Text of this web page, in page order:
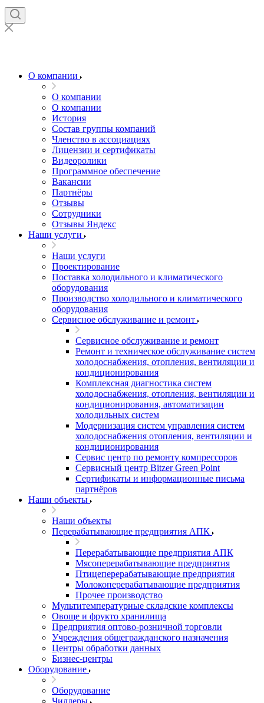
О компании
О компании
О компании
История
Состав группы компаний
Членство в ассоциациях
Лицензии и сертификаты
Видеоролики
Программное обеспечение
Вакансии
Партнёры
Отзывы
Сотрудники
Отзывы Яндекс
Наши услуги
Наши услуги
Проектирование
Поставка холодильного и климатического
оборудования
Производство холодильного и климатического
оборудования
Сервисное обслуживание и ремонт
Сервисное обслуживание и ремонт
Ремонт и техническое обслуживание систем
холодоснабжения, отопления, вентиляции и
кондиционирования
Комплексная диагностика систем
холодоснабжения, отопления, вентиляции и
кондиционирования, автоматизации
холодильных систем
Модернизация систем управления систем
холодоснабжения отопления, вентиляции и
кондиционирования
Сервис центр по ремонту компрессоров
Сервисный центр Bitzer Green Point
Сертификаты и информационные письма
партнёров
Наши объекты
Наши объекты
Перерабатывающие предприятия АПК
Перерабатывающие предприятия АПК
Мясоперерабатывающие предприятия
Птицеперерабатывающие предприятия
Молокоперерабатывающие предприятия
Прочее производство
Мультитемпературные складские комплексы
Овоще и фрукто хранилища
Предприятия оптово-розничной торговли
Учреждения общегражданского назначения
Центры обработки данных
Бизнес-центры
Оборудование
Оборудование
Чиллеры